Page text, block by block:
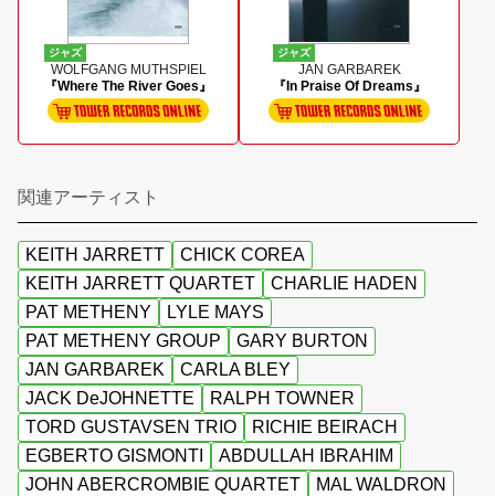
ジャズ
WOLFGANG MUTHSPIEL
『Where The River Goes』
ジャズ
JAN GARBAREK
『In Praise Of Dreams』
関連アーティスト
KEITH JARRETT
CHICK COREA
KEITH JARRETT QUARTET
CHARLIE HADEN
PAT METHENY
LYLE MAYS
PAT METHENY GROUP
GARY BURTON
JAN GARBAREK
CARLA BLEY
JACK DeJOHNETTE
RALPH TOWNER
TORD GUSTAVSEN TRIO
RICHIE BEIRACH
EGBERTO GISMONTI
ABDULLAH IBRAHIM
JOHN ABERCROMBIE QUARTET
MAL WALDRON